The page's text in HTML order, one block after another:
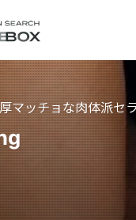
マッチョな肉体派